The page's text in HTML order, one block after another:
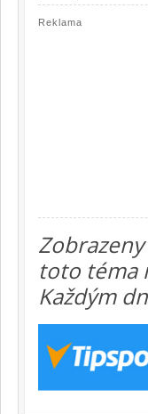
Reklama
toto téma
Každým